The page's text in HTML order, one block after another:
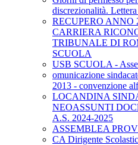
discrezionalità.
RECUPERO ANNO
CARRIERA
TRIBUNALE DI
SCUOLA
USB SCUOLA -
omunicazione
2013 - convenzione
LOCANDINA
NEOASSUNTI
A.S. 2024-2025
ASSEMBLEA
CA Dirigente